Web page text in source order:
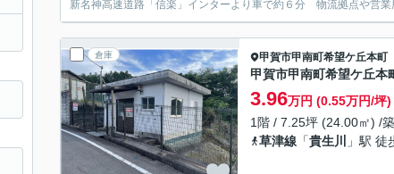
新名神高速道路「信楽」インターより車で約６分 物流拠点や営
倉庫 甲賀市甲南町希望ケ丘本町
甲賀市甲南町希望ケ丘本
3.96万円 (0.55万円/坪)
1階 / 7.25坪 (24.00㎡) /
草津線 「貴生川 」駅 徒